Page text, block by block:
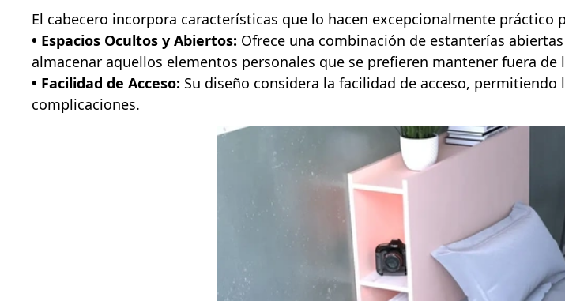
El cabecero incorpora características que lo hacen excepcionalmente práctico
• Espacios Ocultos y Abiertos: Ofrece una combinación de estanterías
almacenar aquellos elementos personales que se prefieren mantener fuera de
• Facilidad de Acceso: Su diseño considera la facilidad de acceso,
complicaciones.